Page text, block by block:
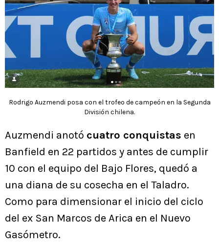
Rodrigo Auzmendi posa con el trofeo de campeón en la Segunda
División chilena.
Auzmendi anotó cuatro conquistas en
Banfield en 22 partidos y antes de cumplir
10 con el equipo del Bajo Flores, quedó a
una diana de su cosecha en el Taladro.
Como para dimensionar el inicio del ciclo
del ex San Marcos de Arica en el Nuevo
Gasómetro.